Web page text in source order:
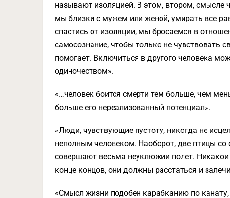
называют изоляцией. В этом, втором, смысле
мы близки с мужем или женой, умирать все
спастись от изоляции, мы бросаемся в
самосознание, чтобы только не чувствовать
помогает. Включиться в другого человека
одиночеством».
«…человек боится смерти тем больше, чем
больше его нереализованный потенциал».
«Люди, чувствующие пустоту, никогда не
неполным человеком. Наоборот, две птицы
совершают весьма неуклюжий полет. Никакой
конце концов, они должны расстаться и
«Смысл жизни подобен карабканию по